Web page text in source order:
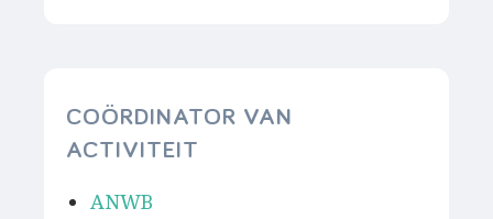
COÖRDINATOR VAN
ACTIVITEIT
ANWB